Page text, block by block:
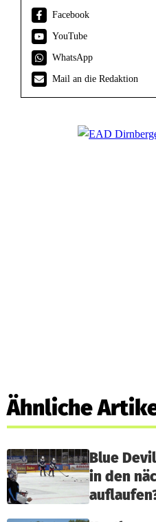
Facebook
YouTube
WhatsApp
Mail an die Redaktion
Ähnliche
Blue
in den